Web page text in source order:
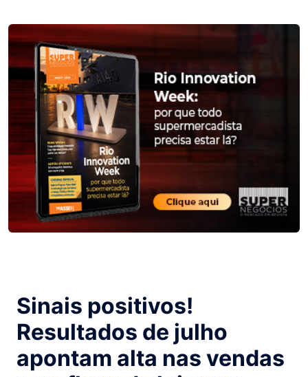
Sinais positivos!
Resultados de julho
apontam alta nas vendas